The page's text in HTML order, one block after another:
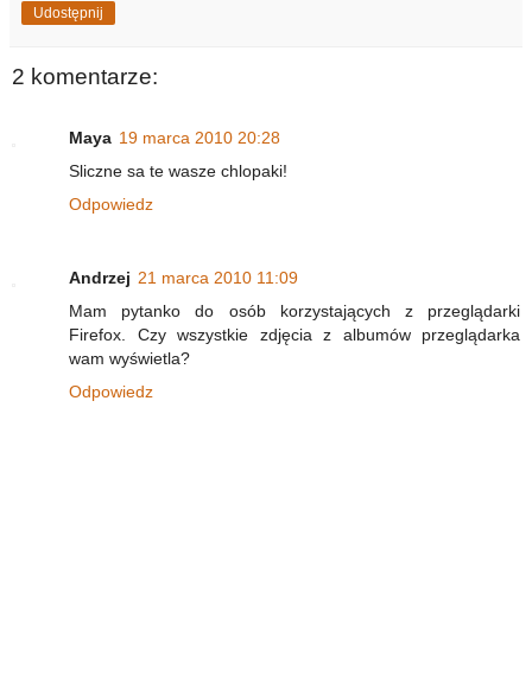
Udostępnij
2 komentarze:
Maya 19 marca 2010 20:28
Sliczne sa te wasze chlopaki!
Odpowiedz
Andrzej 21 marca 2010 11:09
Mam pytanko do osób korzystających z przeglądarki
Firefox. Czy wszystkie zdjęcia z albumów przeglądarka
wam wyświetla?
Odpowiedz